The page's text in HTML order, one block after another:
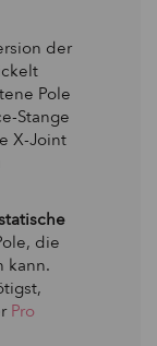
der
Pole
Stange
X-Joint
die
kann.
Pro